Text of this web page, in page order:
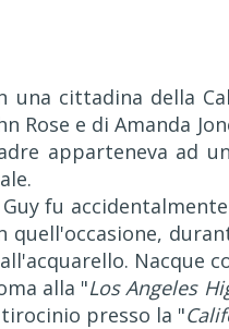
una cittadina della
Rose e di Amanda
apparteneva ad
Guy fu
Nacque
alla "Los Angeles
presso la "